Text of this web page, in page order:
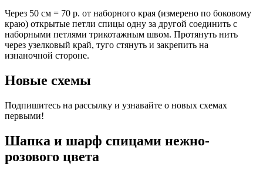
Через 50 см = 70 р. от наборного края (измерено по боковому
краю) открытые петли спицы одну за другой соединить с
наборными петлями трикотажным швом. Протянуть нить
через узелковый край, туго стянуть и закрепить на
изнаночной стороне.
Новые схемы
Подпишитесь на рассылку и узнавайте о новых схемах
первыми!
Шапка и шарф спицами нежно-
розового цвета